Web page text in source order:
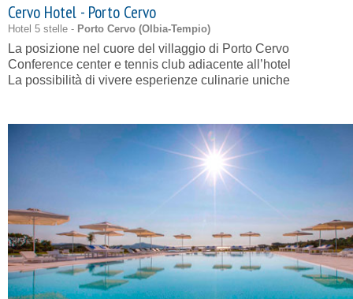
Cervo Hotel - Porto Cervo
Hotel 5 stelle - Porto Cervo (Olbia-Tempio)
La posizione nel cuore del villaggio di Porto Cervo
Conference center e tennis club adiacente all’hotel
La possibilità di vivere esperienze culinarie uniche